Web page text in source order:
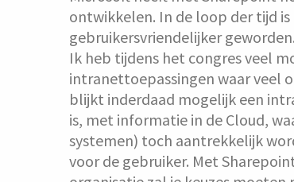
ontwikkelen. In de loop der tijd
gebruikersvriendelijker geworden.
Ik heb tijdens het congres veel
intranettoepassingen waar veel
blijkt inderdaad mogelijk een
is, met informatie in de Cloud,
systemen) toch aantrekkelijk
voor de gebruiker. Met